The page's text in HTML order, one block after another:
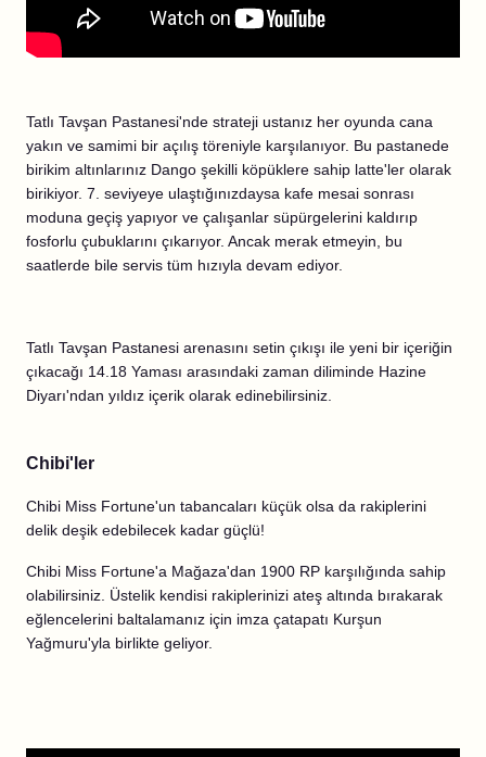
Tatlı Tavşan Pastanesi'nde strateji ustanız her oyunda cana
yakın ve samimi bir açılış töreniyle karşılanıyor. Bu pastanede
birikim altınlarınız Dango şekilli köpüklere sahip latte'ler olarak
birikiyor. 7. seviyeye ulaştığınızdaysa kafe mesai sonrası
moduna geçiş yapıyor ve çalışanlar süpürgelerini kaldırıp
fosforlu çubuklarını çıkarıyor. Ancak merak etmeyin, bu
saatlerde bile servis tüm hızıyla devam ediyor.
Tatlı Tavşan Pastanesi arenasını setin çıkışı ile yeni bir içeriğin
çıkacağı 14.18 Yaması arasındaki zaman diliminde Hazine
Diyarı'ndan yıldız içerik olarak edinebilirsiniz.
Chibi'ler
Chibi Miss Fortune'un tabancaları küçük olsa da rakiplerini
delik deşik edebilecek kadar güçlü!
Chibi Miss Fortune'a Mağaza'dan 1900 RP karşılığında sahip
olabilirsiniz. Üstelik kendisi rakiplerinizi ateş altında bırakarak
eğlencelerini baltalamanız için imza çatapatı Kurşun
Yağmuru'yla birlikte geliyor.